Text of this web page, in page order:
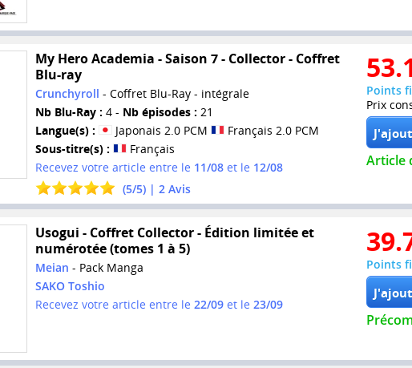
My Hero Academia - Saison 7 - Collector - Coffret
Blu-ray
Crunchyroll - Coffret Blu-Ray - intégrale
Nb Blu-Ray : 4 - Nb épisodes : 21
Langue(s) :
Japonais 2.0 PCM
Français 2.0 PCM
Sous-titre(s) :
Français
Recevez votre article entre le 11/08et le 12/08
(5/5) | 2Avis
Points
Prix
Article
Usogui - Coffret Collector - Édition limitée et
numérotée (tomes 1 à 5)
Meian - Pack Manga
SAKO Toshio
Recevez votre article entre le 22/09et le 23/09
Points